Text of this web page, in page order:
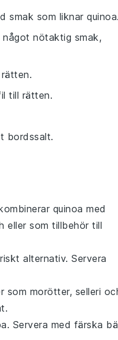
smak som liknar quinoa.
nötaktig smak,
till rätten.
bordssalt.
quinoa med
eller som tillbehör till
alternativ. Servera
som morötter, selleri
. Servera med färska